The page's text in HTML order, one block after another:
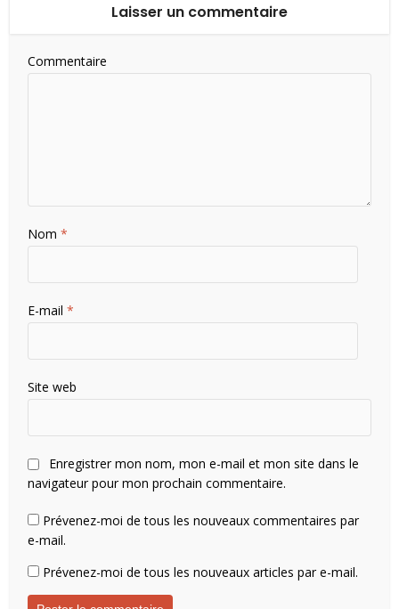
Laisser un commentaire
Commentaire
Nom*
E-mail*
Site web
Enregistrer mon nom, mon e-mail et mon site dans le
navigateur pour mon prochain commentaire.
Prévenez-moi de tous les nouveaux commentaires par
e-mail.
Prévenez-moi de tous les nouveaux articles par e-mail.